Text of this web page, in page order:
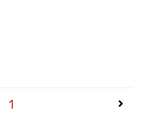
1